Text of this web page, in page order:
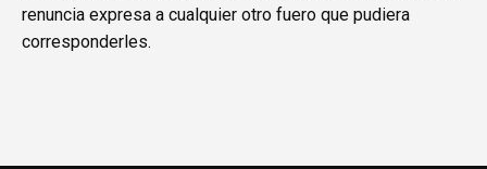
renuncia expresa a cualquier otro fuero que pudiera
corresponderles.